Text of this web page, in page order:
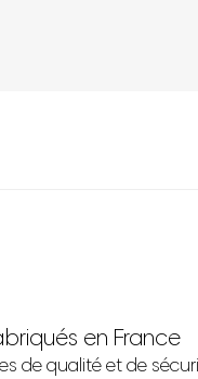
en France
de qualité et de